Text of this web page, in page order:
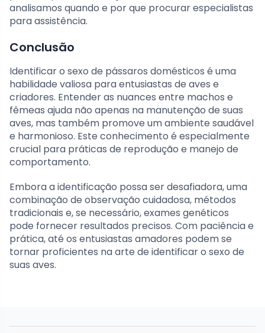
analisamos quando e por que procurar especialistas
para assistência.
Conclusão
Identificar o sexo de pássaros domésticos é uma
habilidade valiosa para entusiastas de aves e
criadores. Entender as nuances entre machos e
fêmeas ajuda não apenas na manutenção de suas
aves, mas também promove um ambiente saudável
e harmonioso. Este conhecimento é especialmente
crucial para práticas de reprodução e manejo de
comportamento.
Embora a identificação possa ser desafiadora, uma
combinação de observação cuidadosa, métodos
tradicionais e, se necessário, exames genéticos
pode fornecer resultados precisos. Com paciência e
prática, até os entusiastas amadores podem se
tornar proficientes na arte de identificar o sexo de
suas aves.